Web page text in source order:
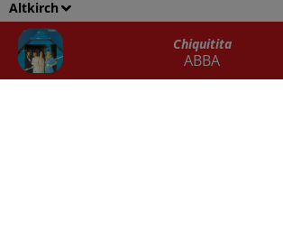
Altkirch
Chiquitita
ABBA
Gestion des cookies Mentions légales